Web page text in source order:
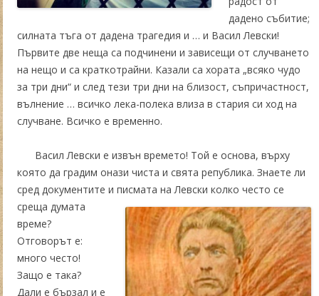
дадено събитие;
силната тъга от дадена трагедия и … и Васил Левски!
Първите две неща са подчинени и зависещи от случването
на нещо и са краткотрайни. Казали са хората „всяко чудо
за три дни“ и след тези три дни на близост, съпричастност,
вълнение … всичко лека-полека влиза в стария си ход на
случване. Всичко е временно.
Васил Левски е извън времето! Той е основа, върху
която да градим онази чиста и свята република. Знаете ли
сред документите и писмата на Левски колко често се
среща думата
време?
Отговорът е:
много често!
Защо е така?
Дали е бързал и е